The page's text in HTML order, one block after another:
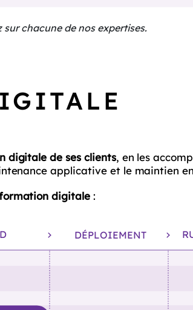
chacune de nos expertises.
digitale de ses clients, en les
applicative et le maintien
digitale:
DÉPLOIEMENT